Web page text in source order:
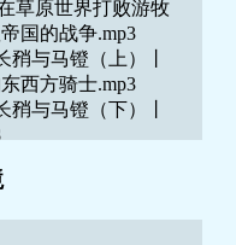
和航海图》东方大
海上赶个集 大海上
的香料贸易.pdf
朝香料贸易有何影
朝香料贸易有何影
的财富.MP3
帝国的崛起.pdf
草原世界打败游牧
国的战争.mp3
矟与马镫（上）丨
西方骑士.mp3
矟与马镫（下）丨
的压垮了罗马帝国